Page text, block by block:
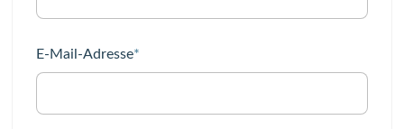
Pflichtfeld
E-Mail-Adresse*